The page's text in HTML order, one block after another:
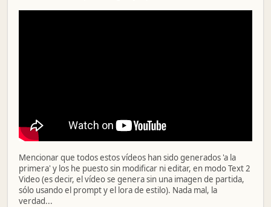
Mencionar que todos estos vídeos han sido generados 'a la
primera' y los he puesto sin modificar ni editar, en modo Text 2
Video (es decir, el vídeo se genera sin una imagen de partida,
sólo usando el prompt y el lora de estilo). Nada mal, la
verdad...